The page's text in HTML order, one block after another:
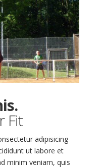
Fit
adipisicing
ut labore et
minim veniam, quis